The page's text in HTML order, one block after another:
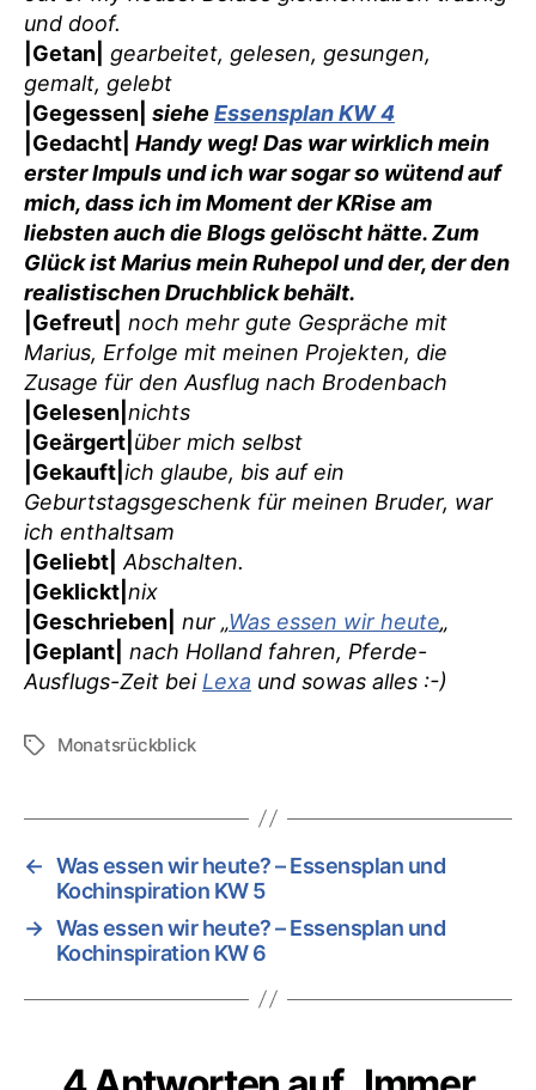
und doof.
|Getan|
gearbeitet, gelesen, gesungen,
gemalt, gelebt
|Gegessen| siehe Essensplan KW 4
|Gedacht| Handy weg! Das war wirklich mein
erster Impuls und ich war sogar so wütend auf
mich, dass ich im Moment der KRise am
liebsten auch die Blogs gelöscht hätte. Zum
Glück ist Marius mein Ruhepol und der, der den
realistischen Druchblick behält.
|Gefreut| noch mehr gute Gespräche mit
Marius, Erfolge mit meinen Projekten, die
Zusage für den Ausflug nach Brodenbach
|Gelesen| nichts
|Geärgert| über mich selbst
|Gekauft| ich glaube, bis auf ein
Geburtstagsgeschenk für meinen Bruder, war
ich enthaltsam
|Geliebt| Abschalten.
|Geklickt| nix
|Geschrieben| nur „Was essen wir heute„
|Geplant| nach Holland fahren, Pferde-
Ausflugs-Zeit bei Lexa und sowas alles :-)
Schlagwörter
Monatsrückblick
← Was essen wir heute? – Essensplan und
Kochinspiration KW 5
→ Was essen wir heute? – Essensplan und
Kochinspiration KW 6